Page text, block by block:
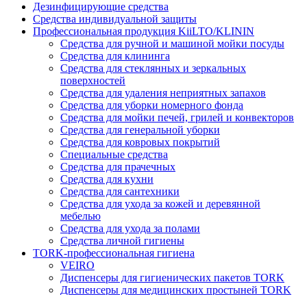
Дезинфицирующие средства
Средства индивидуальной защиты
Профессиональная продукция KiiLTO/KLININ
Средства для ручной и машиной мойки посуды
Средства для клининга
Средства для стеклянных и зеркальных
поверхностей
Средства для удаления неприятных запахов
Средства для уборки номерного фонда
Средства для мойки печей, грилей и конвекторов
Средства для генеральной уборки
Средства для ковровых покрытий
Специальные средства
Средства для прачечных
Средства для кухни
Средства для сантехники
Средства для ухода за кожей и деревянной
мебелью
Средства для ухода за полами
Средства личной гигиены
TORK-профессиональная гигиена
VEIRO
Диспенсеры для гигиенических пакетов TORK
Диспенсеры для медицинских простыней TORK